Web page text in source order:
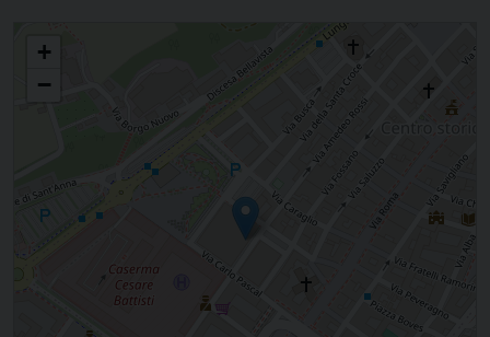
Settore Carità e impegno sociale della Curia diocesana di Cuneo e di
Fossano
+
−